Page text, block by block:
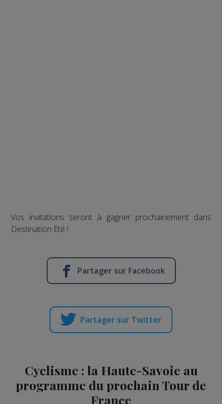
Vos invitations seront à gagner prochainement dans
Destination Eté !
Partager sur Facebook
Partager sur Twitter
Cyclisme : la Haute-Savoie au
programme du prochain Tour de
France